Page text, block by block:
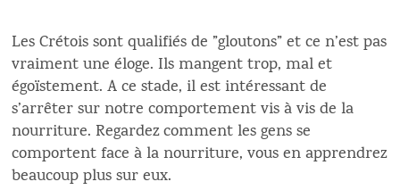
Les Crétois sont qualifiés de ”gloutons” et ce n’est pas
vraiment une éloge. Ils mangent trop, mal et
égoïstement. A ce stade, il est intéressant de
s’arrêter sur notre comportement vis à vis de la
nourriture. Regardez comment les gens se
comportent face à la nourriture, vous en apprendrez
beaucoup plus sur eux.